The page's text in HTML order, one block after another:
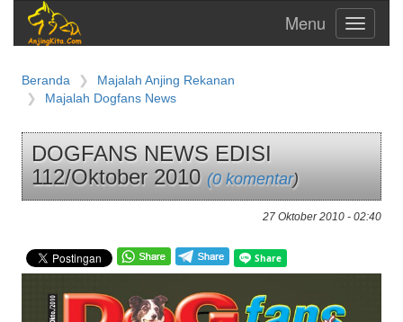
Toggle
Beranda
Majalah Anjing Rekanan
Majalah Dogfans News
DOGFANS NEWS EDISI
112/Oktober 2010 (0 komentar)
27 Oktober 2010 - 02:40